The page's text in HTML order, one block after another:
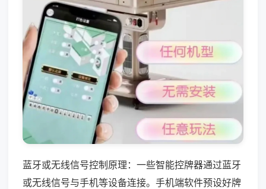
蓝牙或无线信号控制原理：一些智能控牌器通过蓝牙
或无线信号与手机等设备连接。手机端软件预设好牌